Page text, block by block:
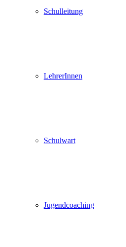
Schulleitung
LehrerInnen
Schulwart
Jugendcoaching